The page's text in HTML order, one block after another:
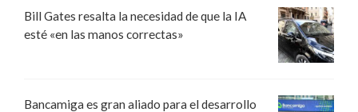
Bill Gates resalta la necesidad de que la IA
esté «en las manos correctas»
Bancamiga es gran aliado para el desarrollo